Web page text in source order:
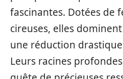
fascinantes. Dotées de
cireuses, elles
une réduction drastique
Leurs racines